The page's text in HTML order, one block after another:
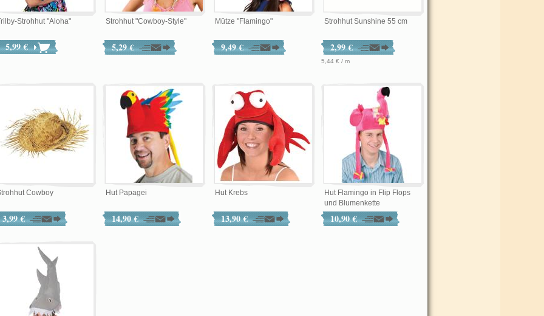
Strohhut "Aloha"
5,99 €
Strohhut "Cowboy-Style"
5,29 €
Mütze "Flamingo"
9,49 €
Strohhut Sunshine 55 cm
2,99 €
5,44 € / m
Cowboy
3,99 €
Hut Papagei
14,90 €
Hut Krebs
13,90 €
Hut Flamingo in Flip Flops
und Blumenkette
10,90 €